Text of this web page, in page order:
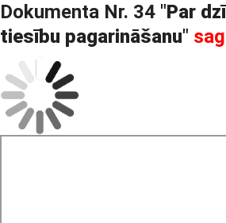
Dokumenta Nr. 34 "Par
tiesību pagarināšanu"